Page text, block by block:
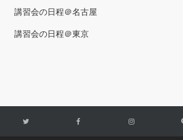
講習会の日程＠名古屋
講習会の日程＠東京